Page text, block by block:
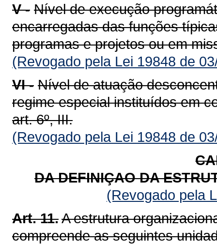
V - Nível de execução
encarregadas das funções
programas e projetos ou em
(Revogado pela Lei 19848 de
VI - Nível de atuação
regime especial instituídos em
art. 6º, III.
(Revogado pela Lei 19848 de
DA DEFINIÇAO DA
(Revogado pela
Art. 11.A estrutura
compreende as seguintes